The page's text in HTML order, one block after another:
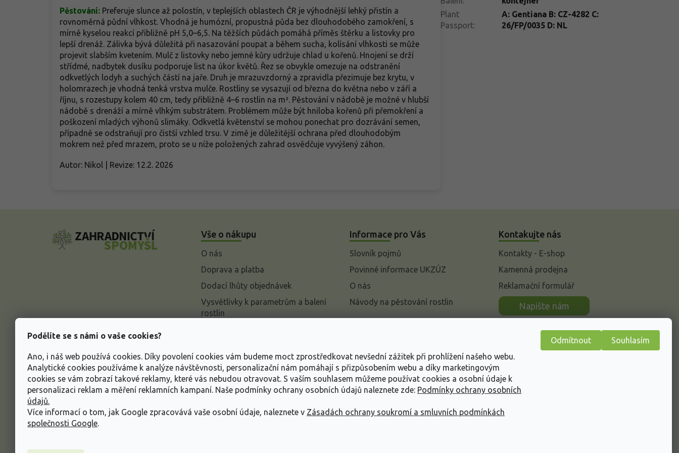
Podělíte se s námi o vaše cookies?
Ano, i náš web používá cookies. Díky povolení cookies vám budeme moct zprostředkovat nevšední zážitek při prohlížení našeho webu.
Analytické cookies používáme k analýze návštěvnosti, personalizační nám pomáhají s přizpůsobením webu a díky marketingovým
cookies se vám zobrazí takové reklamy, které vás nebudou otravovat. S vaším souhlasem můžeme používat cookies a osobní údaje k
personalizaci reklam a měření reklamních kampaní. Naše podmínky ochrany osobních údajů naleznete zde: Podmínky ochrany osobních
údajů.
Více informací o tom, jak Google zpracovává vaše osobní údaje, naleznete v Zásadách ochrany soukromí a smluvních podmínkách
společnosti Google.
Odmítnout Souhlasím
Pěstování: Preferuje slunce až polostín, v teplejších oblastech ČR je výhodnější lehký přistín a
rovnoměrná půdní vlhkost. Vhodná je humózní, propustná půda bez dlouhodobého zamokření, s
mírně kyselou reakcí přibližně pH 5,0–6,5. Na těžších půdách pomáhá příměs štěrku a listovky pro
lepší drenáž. Zálivka bývá důležitá při nasazování poupat a během sucha, kolísání vlhkosti se může
projevit slabším kvetením. Mulč z listovky nebo jemné kůry udržuje chlad u kořenů. Hnojení se drží
střídmé, nadbytek dusíku podporuje list na úkor květů. Řez se obvykle omezuje na odstranění
odkvetlých lodyh a suchých částí na jaře. Druh je mrazuvzdorný a zpravidla přezimuje bez krytu, v
holomrazech je vhodná tenká vrstva mulče. Rostliny se vysazují od března do května nebo v září a
říjnu, s rozestupy kolem 40 cm, tedy přibližně 4–6 rostlin na m². Pěstování v nádobě je možné v hlubší
nádobě s drenáží a mírně vlhkým substrátem. Problémem může být hniloba kořenů při přemokření a
poškození mladých výhonů slimáky. Odkvetlá květenství se mohou ponechat pro dozrávání semen,
případně se odstraňují pro čistší vzhled trsu. V zimě je důležitější ochrana před dlouhodobým
mokrem než před mrazem, proto se u níže položených zahrad osvědčuje vyvýšený záhon.
Autor: Nikol | Revize: 12.2. 2026
Plant
Passport:
A: Gentiana B: CZ-4282 C:
26/FP/0035 D: NL
Vše o nákupu
O nás
Doprava a platba
Dodací lhůty objednávek
Vysvětlivky k parametrům a balení
rostlin
Informace o ochraně osobních
údajů
Obchodní podmínky
Informace pro Vás
Slovník pojmů
Povinné informace UKZÚZ
O nás
Návody na pěstování rostlin
Kontakujte nás
Kontakty - E-shop
Kamenná prodejna
Reklamační formulář
Napište nám